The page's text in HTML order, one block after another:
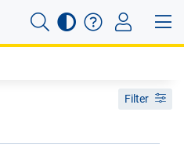
Filter